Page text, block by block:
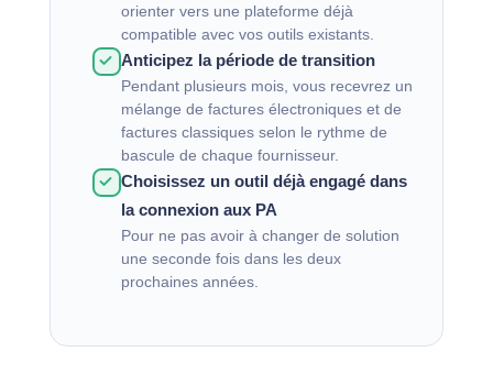
orienter vers une plateforme déjà
compatible avec vos outils existants.
Anticipez la période de transition
Pendant plusieurs mois, vous recevrez un
mélange de factures électroniques et de
factures classiques selon le rythme de
bascule de chaque fournisseur.
Choisissez un outil déjà engagé dans
la connexion aux PA
Pour ne pas avoir à changer de solution
une seconde fois dans les deux
prochaines années.